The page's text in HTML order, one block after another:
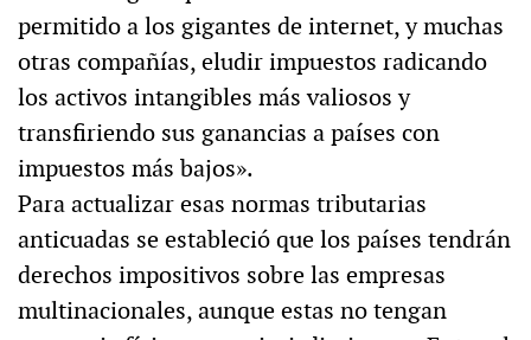
permitido a los gigantes de internet, y muchas
otras compañías, eludir impuestos radicando
los activos intangibles más valiosos y
transfiriendo sus ganancias a países con
impuestos más bajos».
Para actualizar esas normas tributarias
anticuadas se estableció que los países tendrán
derechos impositivos sobre las empresas
multinacionales, aunque estas no tengan